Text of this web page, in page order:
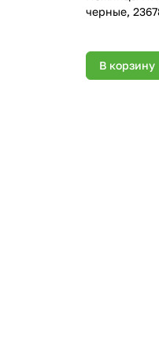
черные,
В корзину